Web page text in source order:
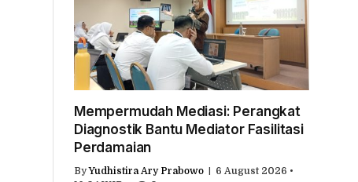
Mempermudah Mediasi: Perangkat
Diagnostik Bantu Mediator Fasilitasi
Perdamaian
By Yudhistira Ary Prabowo
6 August 2026 •